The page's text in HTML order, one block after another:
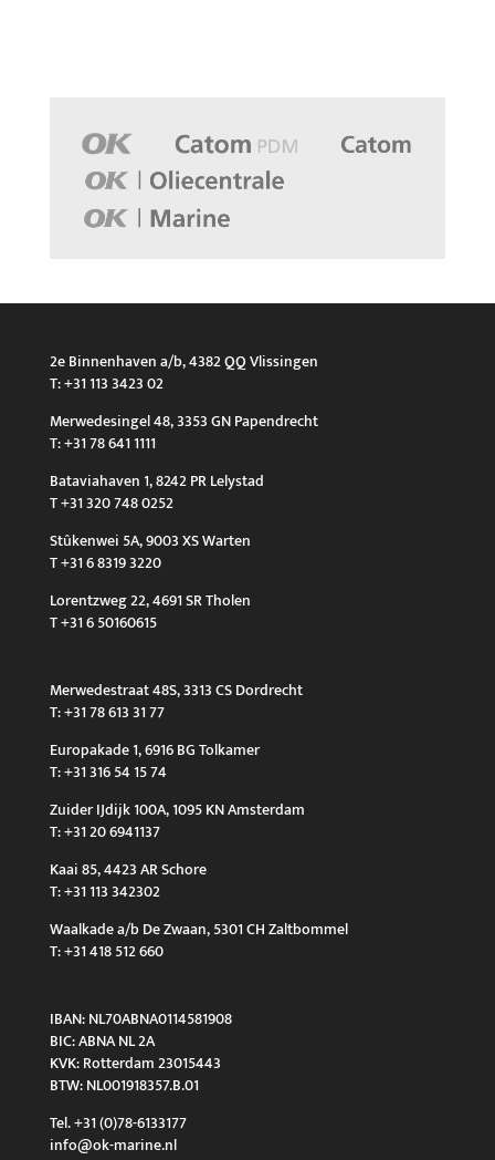
2e Binnenhaven a/b, 4382 QQ Vlissingen
T: +31 113 3423 02
Merwedesingel 48, 3353 GN Papendrecht
T: +31 78 641 1111
Bataviahaven 1, 8242 PR Lelystad
T +31 320 748 0252
Stûkenwei 5A, 9003 XS Warten
T +31 6 8319 3220
Lorentzweg 22, 4691 SR Tholen
T +31 6 50160615
Merwedestraat 48S, 3313 CS Dordrecht
T: +31 78 613 31 77
Europakade 1, 6916 BG Tolkamer
T: +31 316 54 15 74
Zuider IJdijk 100A, 1095 KN Amsterdam
T: +31 20 6941137
Kaai 85, 4423 AR Schore
T: +31 113 342302
Waalkade a/b De Zwaan, 5301 CH Zaltbommel
T: +31 418 512 660
IBAN: NL70ABNA0114581908
BIC: ABNA NL 2A
KVK: Rotterdam 23015443
BTW: NL001918357.B.01
Tel. +31 (0)78-6133177
info@ok-marine.nl